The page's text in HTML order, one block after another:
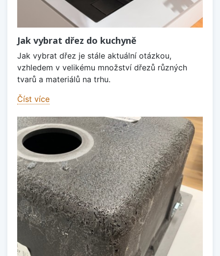
Jak vybrat dřez do kuchyně
Jak vybrat dřez je stále aktuální otázkou,
vzhledem v velikému množství dřezů různých
tvarů a materiálů na trhu.
Číst více